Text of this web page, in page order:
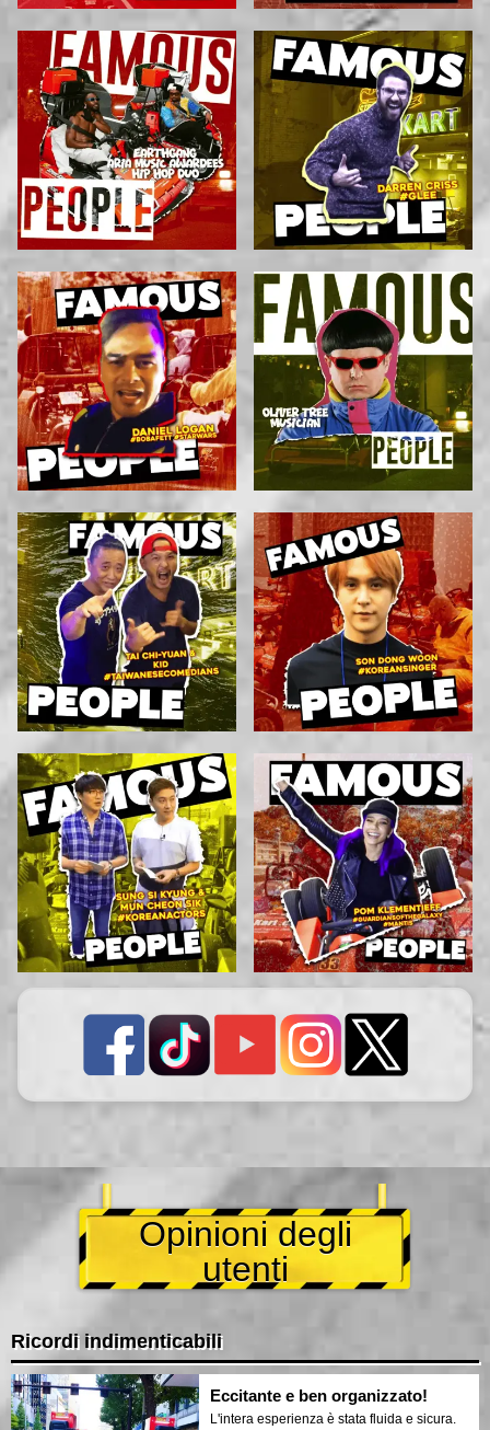
Opinioni degli
utenti
Ricordi indimenticabili
Eccitante e ben organizzato!
L'intera esperienza è stata fluida e sicura.